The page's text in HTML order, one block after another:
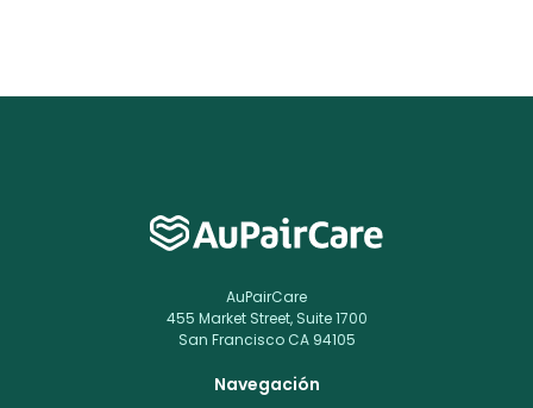
AuPairCare
455 Market Street, Suite 1700
San Francisco CA 94105
Navegación